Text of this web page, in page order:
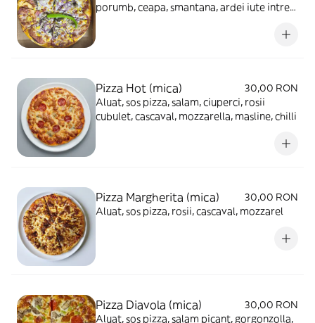
porumb, ceapa, smantana, ardei iute intreg,
Pizza Hot (mica)
30,00 RON
Aluat, sos pizza, salam, ciuperci, rosii
cubulet, cascaval, mozzarella, masline, chilli
Pizza Margherita (mica)
30,00 RON
Aluat, sos pizza, rosii, cascaval, mozzarel
Pizza Diavola (mica)
30,00 RON
Aluat, sos pizza, salam picant, gorgonzolla,